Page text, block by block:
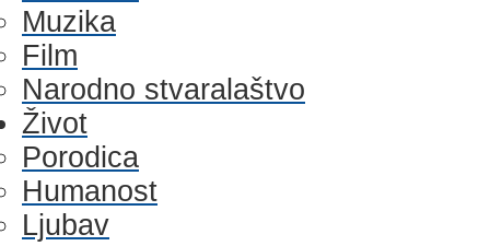
Muzika
Film
Narodno stvaralaštvo
Život
Porodica
Humanost
Ljubav